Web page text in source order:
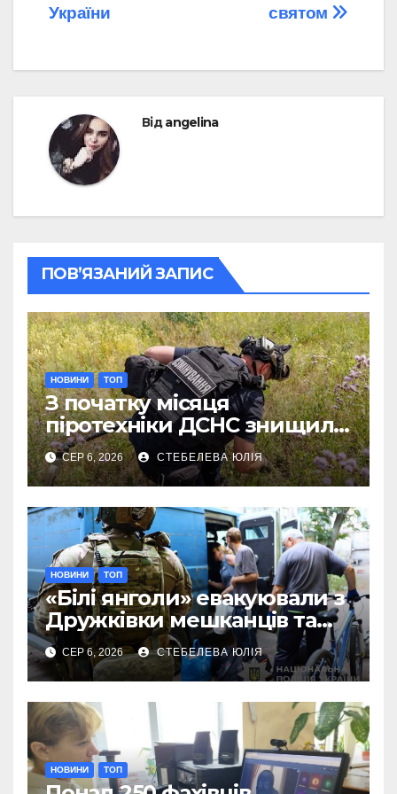
святом
України
Відangelina
ПОВ’ЯЗАНИЙ ЗАПИС
НОВИНИ ТОП
З початку місяця
піротехніки ДСНС знищили
18 вибухонебезпечних
предметів
СЕР 6, 2026 СТЕБЕЛЕВА ЮЛІЯ
НОВИНИ ТОП
«Білі янголи» евакуювали з
Дружківки мешканців та
їхніх домашніх улюбленців
СЕР 6, 2026 СТЕБЕЛЕВА ЮЛІЯ
НОВИНИ ТОП